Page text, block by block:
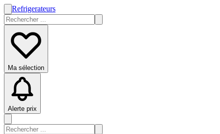
Refrigerateurs
Ma sélection
Alerte prix